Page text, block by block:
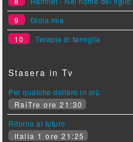
9
Gioia mia
10
Terapia di famiglia
Stasera in Tv
Per qualche dollaro in più
RaiTre ore 21:30
Ritorno al futuro
Italia 1 ore 21:25